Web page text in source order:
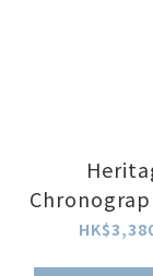
Gold